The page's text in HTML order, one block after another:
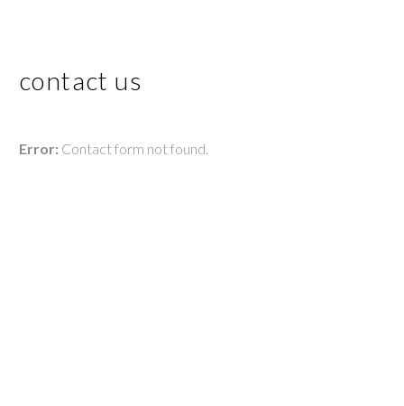
contact us
Error: Contact form not found.